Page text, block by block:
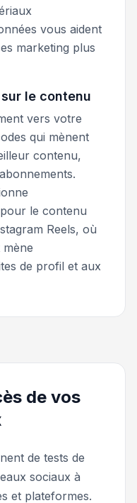
vous aident
marketing plus
le contenu
vers votre
qui mènent
contenu,
le contenu
Reels, où
de profil et aux
de vos
de tests de
sociaux à
et plateformes.